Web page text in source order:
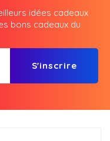
idées cadeaux
bons cadeaux du
S'inscrire